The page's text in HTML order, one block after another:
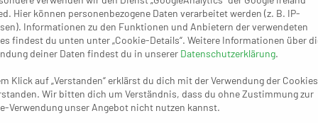
kaum eine Niederlage leisten können.
Tagen nach der Pleite gegen den BHC zunächst einiges
Hier können personenbezogene Daten verarbeitet werden (z. B. IP-
Informationen zu den Funktionen und Anbietern der verwendeten
findest du unten unter „Cookie-Details“. Weitere Informationen über
deiner Daten findest du in unserer Datenschutzerklärung.
Klick auf „Verstanden“ erklärst du dich mit der Verwendung der Cookies
Wir bitten dich um Verständnis, dass du ohne Zustimmung zur
Verwendung unser Angebot nicht nutzen kannst.